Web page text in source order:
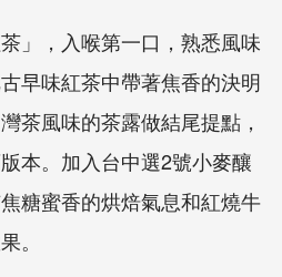
」，入喉第一口，熟悉風味
早味紅茶中帶著焦香的決明
茶風味的茶露做結尾提點，
本。加入台中選2號小麥釀
糖蜜香的烘焙氣息和紅燒牛
。